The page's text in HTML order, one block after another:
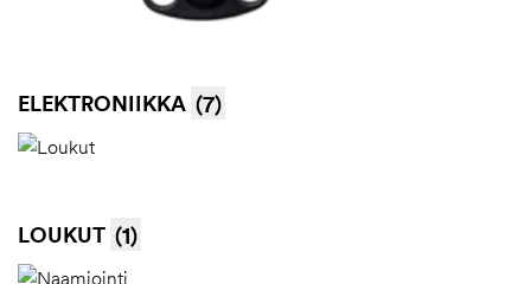
ELEKTRONIIKKA (7)
LOUKUT (1)